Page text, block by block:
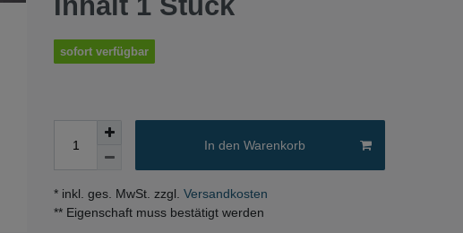
sofort verfügbar
In den Warenkorb
* inkl. ges. MwSt. zzgl. Versandkosten
** Eigenschaft muss bestätigt werden